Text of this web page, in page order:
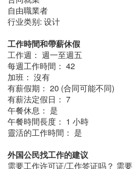
自由職業者
行业类别: 设计
工作時間和帶薪休假
工作週： 週一至週五
每週工作時間： 42
加班： 沒有
有薪假期： 20 (合同可能不同)
有薪法定假日： 7
午餐休息： 是
午餐時間長度： 1 小時
靈活的工作時間： 是
外国公民找工作的建议
需要工作许可证/工作签证吗？ 需要